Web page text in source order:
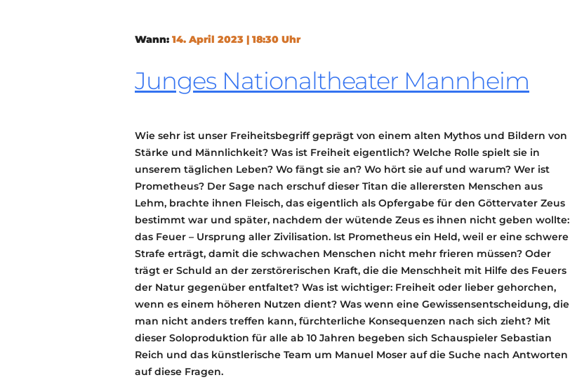
IMPRESSUM
Wann: 14. April 2023 | 18:30 Uhr
Junges Nationaltheater Mannheim
Wie sehr ist unser Freiheitsbegriff geprägt von einem alten Mythos und Bildern von
Stärke und Männlichkeit? Was ist Freiheit eigentlich? Welche Rolle spielt sie in
unserem täglichen Leben? Wo fängt sie an? Wo hört sie auf und warum? Wer ist
Prometheus? Der Sage nach erschuf dieser Titan die allerersten Menschen aus
Lehm, brachte ihnen Fleisch, das eigentlich als Opfergabe für den Göttervater Zeus
bestimmt war und später, nachdem der wütende Zeus es ihnen nicht geben wollte:
das Feuer – Ursprung aller Zivilisation. Ist Prometheus ein Held, weil er eine schwere
Strafe erträgt, damit die schwachen Menschen nicht mehr frieren müssen? Oder
trägt er Schuld an der zerstörerischen Kraft, die die Menschheit mit Hilfe des Feuers
der Natur gegenüber entfaltet? Was ist wichtiger: Freiheit oder lieber gehorchen,
wenn es einem höheren Nutzen dient? Was wenn eine Gewissensentscheidung, die
man nicht anders treffen kann, fürchterliche Konsequenzen nach sich zieht? Mit
dieser Soloproduktion für alle ab 10 Jahren begeben sich Schauspieler Sebastian
Reich und das künstlerische Team um Manuel Moser auf die Suche nach Antworten
auf diese Fragen.